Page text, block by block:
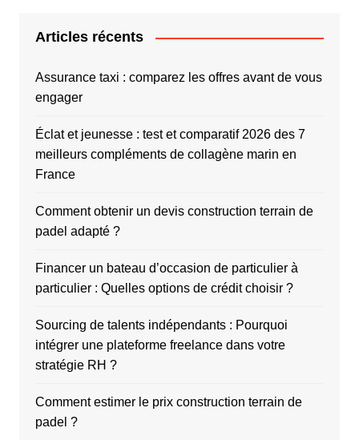
Articles récents
Assurance taxi : comparez les offres avant de vous
engager
Éclat et jeunesse : test et comparatif 2026 des 7
meilleurs compléments de collagène marin en
France
Comment obtenir un devis construction terrain de
padel adapté ?
Financer un bateau d’occasion de particulier à
particulier : Quelles options de crédit choisir ?
Sourcing de talents indépendants : Pourquoi
intégrer une plateforme freelance dans votre
stratégie RH ?
Comment estimer le prix construction terrain de
padel ?